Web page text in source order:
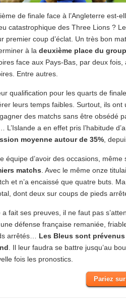
de finale face à l’Angleterre est-
catastrophique des Three Lions ?
premier coup d’éclat. Un très bon
à la deuxième place du
face aux Pays-Bas, par deux
Entre autres.
qualification pour les quarts de
leurs temps faibles. Surtout, ils ont
des matchs sans être obsédé
a en effet pris l’habitude
moyenne autour de 35% ,
équipe d’avoir des occasions,
matchs . Avec le même onze
et n’a encaissé que quatre buts.
dont deux sur coups de pieds
a fait ses preuves, il ne faut pas
défense française remaniée,
arrêtés… Les Bleus sont
. Il leur faudra se battre jusqu’au
fois les pronostics.
Pariez